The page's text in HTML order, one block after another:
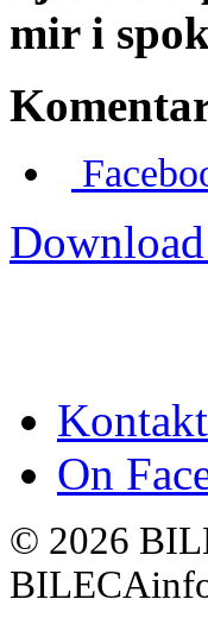
mir i
Kontakt
On
© 2026